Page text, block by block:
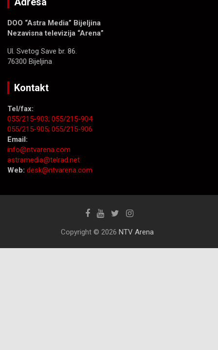
DOO “Astra Media” Bijeljina
Nezavisna televizija “Arena”
Ul. Svetog Save br. 86.
76300 Bijeljina
Kontakt
Tel/fax:
055/215-903; 055/215-904
055/215-905; 055/215-906
Email:
info@ntvarena.com
astramedia@telrad.net
Web: desk@ntvarena.com
Copyright © 2026 NTV Arena